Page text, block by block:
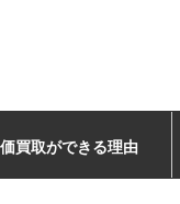
買取ができる理由